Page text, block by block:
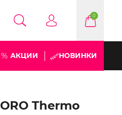
0
АКЦИИ НОВИНКИ
Thermo